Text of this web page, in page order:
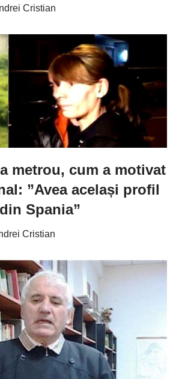
Cristian
metrou, cum a motivat
”Avea același profil
Spania”
Cristian